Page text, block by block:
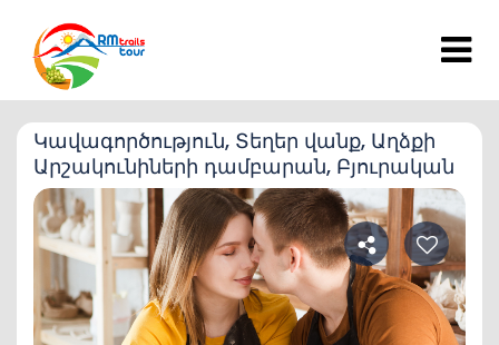
Կավագործություն, Տեղեր վանք, Աղձքի
Արշակունիների դամբարան, Բյուրական